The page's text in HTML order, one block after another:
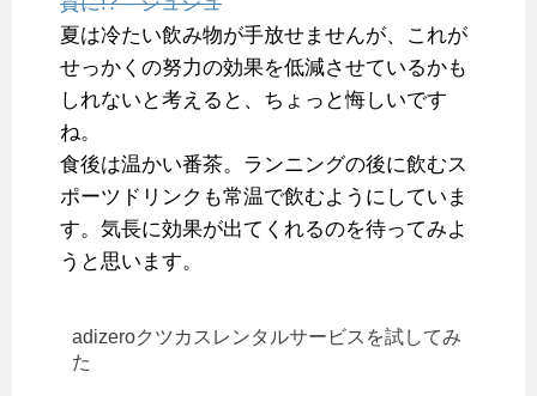
夏は冷たい飲み物が手放せませんが、これが
せっかくの努力の効果を低減させているかも
しれないと考えると、ちょっと悔しいです
ね。
食後は温かい番茶。ランニングの後に飲むス
ポーツドリンクも常温で飲むようにしていま
す。気長に効果が出てくれるのを待ってみよ
うと思います。
adizeroクツカスレンタルサービスを試してみ
た